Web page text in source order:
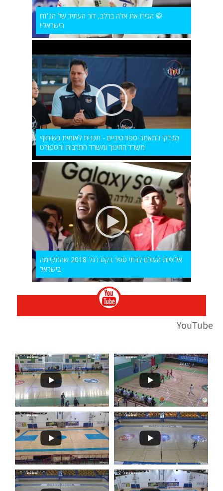
🥋 הכירו את אלה ברלב, דור העתיד של הג׳ודו
הישראלי!
מבדקי התאמה ספורטיביים - תכנית לאומית בשיתוף
משרד החינוך ומשרד התרבות והספורט
אליפות העולם לבתי ספר בקט רגל 2018 שהתקיימה
בישראל
YouTube